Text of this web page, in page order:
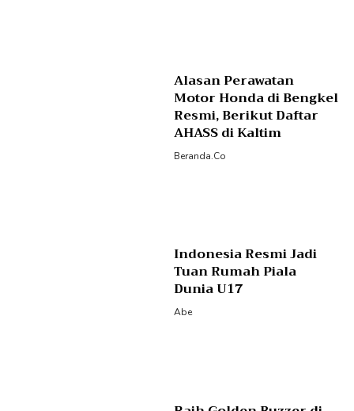
Alasan Perawatan
Motor Honda di Bengkel
Resmi, Berikut Daftar
AHASS di Kaltim
Beranda.co
Indonesia Resmi Jadi
Tuan Rumah Piala
Dunia U17
Abe